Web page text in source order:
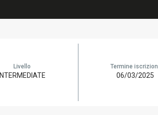
Livello
INTERMEDIATE
Termine
06/03/2025